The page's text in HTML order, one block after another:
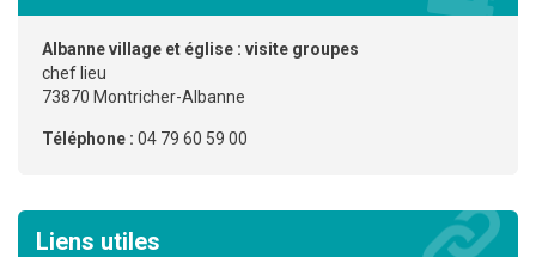
Albanne village et église : visite groupes
chef lieu
73870 Montricher-Albanne
Téléphone : 04 79 60 59 00
Liens utiles